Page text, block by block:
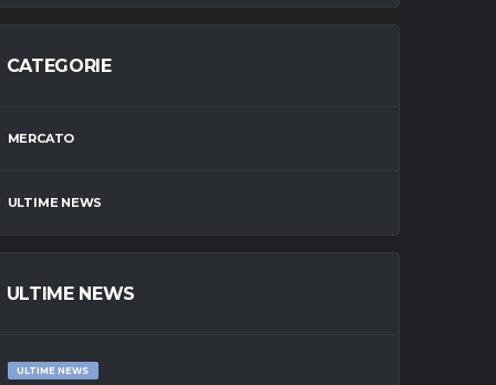
CATEGORIE
MERCATO
ULTIME NEWS
ULTIME NEWS
ULTIME NEWS